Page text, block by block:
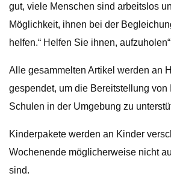
gut, viele Menschen sind arbeitslos
Möglichkeit, ihnen bei der
helfen.“ Helfen Sie ihnen,
Alle gesammelten Artikel werden an
gespendet, um die Bereitstellung von
Schulen in der Umgebung zu
Kinderpakete werden an Kinder
Wochenende möglicherweise nicht
sind.